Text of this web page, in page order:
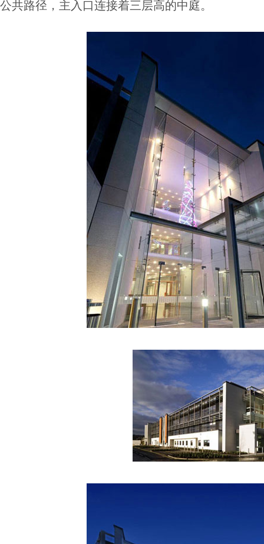
公共路径，主入口连接着三层高的中庭。